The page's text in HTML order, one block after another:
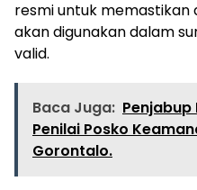
resmi untuk
akan digunakan dalam
valid.
Baca Juga:
Penilai Posko
Gorontalo.